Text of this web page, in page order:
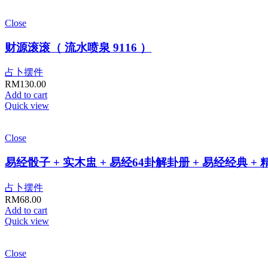
Close
财源滚滚（ 流水喷泉 9116 ）
占卜摆件
RM130.00
Add to cart
Quick view
Close
易经骰子 + 实木盅 + 易经64卦解卦册 + 易经经典 +
占卜摆件
RM68.00
Add to cart
Quick view
Close